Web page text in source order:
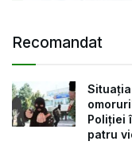
Recomandat
Poliției
patru